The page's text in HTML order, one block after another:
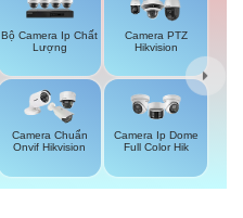
Bộ Camera Ip Chất
Lượng
Camera PTZ
Hikvision
Camera Chuẩn
Onvif Hikvision
Camera Ip Dome
Full Color Hik